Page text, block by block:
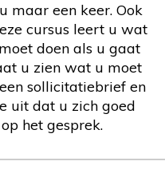
maar een keer. Ook
cursus leert u wat
doen als u gaat
u zien wat u moet
sollicitatiebrief en
uit dat u zich goed
het gesprek.